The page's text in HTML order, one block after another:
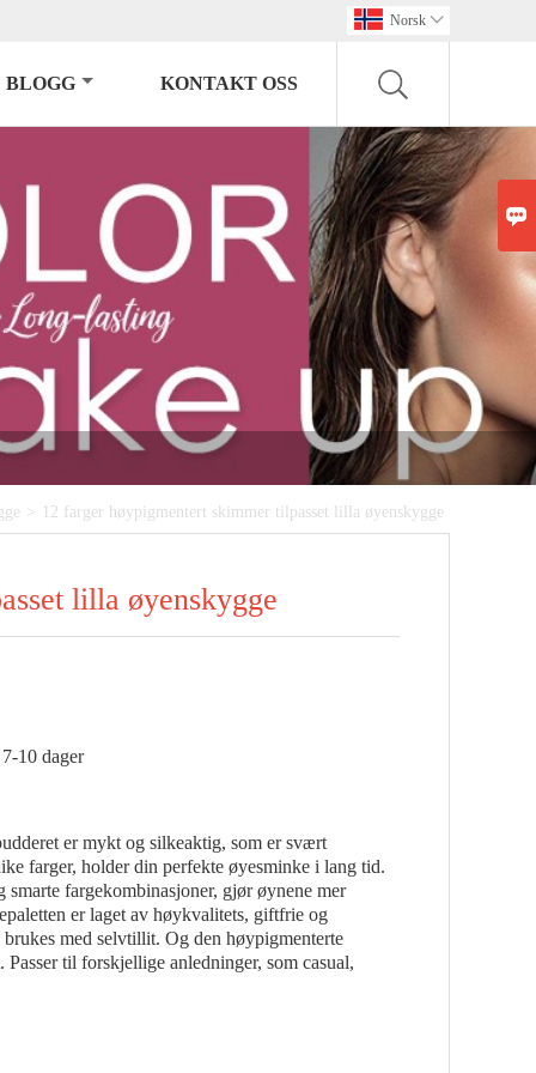
Norsk 
BLOGG KONTAKT OSS
> 12 farger høypigmentert skimmer tilpasset lilla øyenskygge
lilla øyenskygge
10 dager
er mykt og silkeaktig, som er svært
farger, holder din perfekte øyesminke i lang tid.
fargekombinasjoner, gjør øynene mer
er laget av høykvalitets, giftfrie og
med selvtillit. Og den høypigmenterte
til forskjellige anledninger, som casual,
